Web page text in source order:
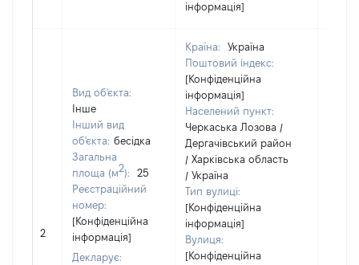
інформація]
2
Вид об'єкта:
Інше
Інший вид
об'єкта: бесідка
Загальна
площа (м2):
25
Реєстраційний
номер:
[Конфіденційна
інформація]
Декларує:
Країна:
Україна
Поштовий індекс:
[Конфіденційна
інформація]
Населений пункт:
Черкаська Лозова /
Дергачівський район
/ Харківська область
/ Україна
Тип вулиці:
[Конфіденційна
інформація]
Вулиця:
[Конфіденційна